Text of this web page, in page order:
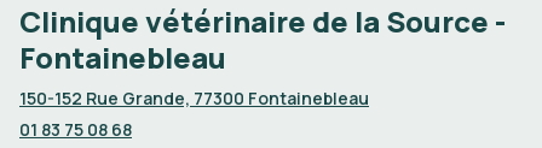
Clinique vétérinaire de la Source -
Fontainebleau
150-152 Rue Grande, 77300 Fontainebleau
01 83 75 08 68